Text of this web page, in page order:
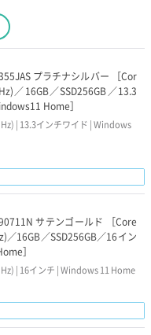
プラチナシルバー ［Cor
／16GB／SSD256GB／13.3
Home］
| 13.3インチワイド | Windows
サテンゴールド ［Core
／16GB／SSD256GB／16イン
］
| 16インチ | Windows 11 Home